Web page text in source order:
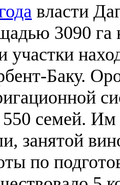
власти
3090 га
участки
Баку.
семей. Им
занятой
по